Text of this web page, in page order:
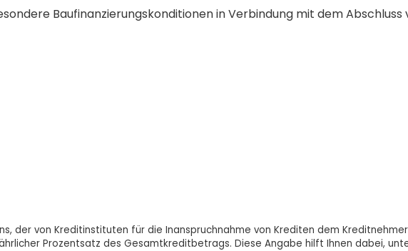
Baufinanzierungskonditionen in Verbindung mit dem Abschluss
der von Kreditinstituten für die Inanspruchnahme von Krediten dem
Prozentsatz des Gesamtkreditbetrags. Diese Angabe hilft Ihnen dabei,